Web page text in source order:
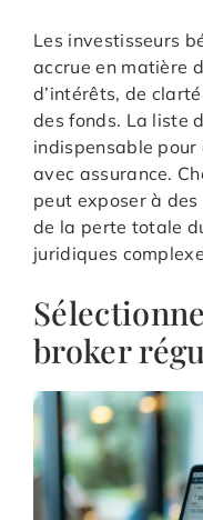
Les investisseurs
accrue en matière
d’intérêts, de
des fonds. La liste
indispensable
avec assurance.
peut exposer à
de la perte totale
juridiques
broker